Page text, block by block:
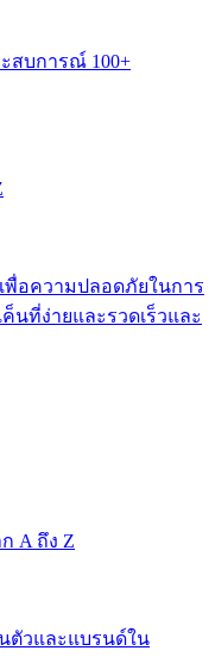
สบการณ์ 100+
พื่อความปลอดภัยในการ
นที่ง่ายและรวดเร็วและ
A ถึง Z
นตัวและแบรนด์ใน